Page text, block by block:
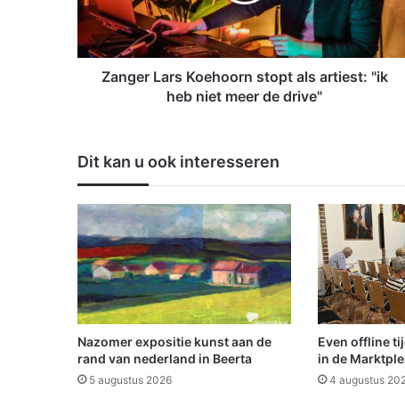
L
r
o
o
r
n
s
t
o
p
t
a
l
s
Zanger Lars Koehoorn stopt als artiest: "ik
heb niet meer de drive"
Dit kan u ook interesseren
Nazomer expositie kunst aan de
rand van nederland in Beerta
5 augustus 2026
Even offline
in de
4 augustus